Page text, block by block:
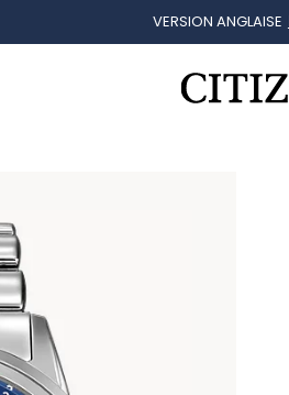
LIVRAISON GRATUITE,
VERSION ANGLAISE
Ajouté à